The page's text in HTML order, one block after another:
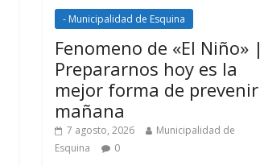
- Municipalidad de Esquina
Fenomeno de «El Niño» |
Prepararnos hoy es la
mejor forma de prevenir
mañana
7 agosto, 2026
Municipalidad de
Esquina
0